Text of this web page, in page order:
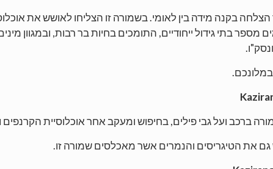
בקנה מידה בין לאומי. בשמורה זו הצליחו לאושש את
מספר בתי גידול ייחודיים, התומכים בחיות בר רבות, ובמגוון
ברכב ועל גבי פילים, בחיפוש ומעקב אחר אוכלוסיית
את הטיגריסים והנמרים אשר מאכלסים שמורה זו.